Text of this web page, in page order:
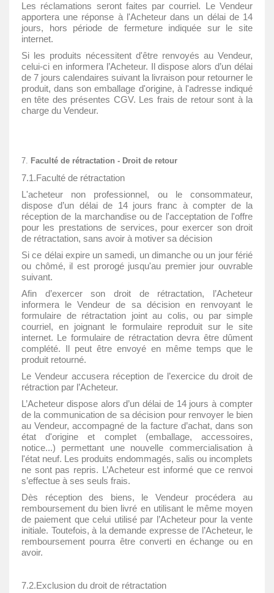
Les réclamations seront faites par courriel. Le Vendeur
apportera une réponse à l'Acheteur dans un délai de 14
jours, hors période de fermeture indiquée sur le site
internet.
Si les produits nécessitent d'être renvoyés au Vendeur,
celui-ci en informera l’Acheteur. Il dispose alors d’un délai
de 7 jours calendaires suivant la livraison pour retourner le
produit, dans son emballage d'origine, à l'adresse indiqué
en tête des présentes CGV. Les frais de retour sont à la
charge du Vendeur.
Faculté de rétractation - Droit de retour
7.1.Faculté de rétractation
L'acheteur non professionnel, ou le consommateur,
dispose d’un délai de 14 jours franc à compter de la
réception de la marchandise ou de l'acceptation de l'offre
pour les prestations de services, pour exercer son droit
de rétractation, sans avoir à motiver sa décision
Si ce délai expire un samedi, un dimanche ou un jour férié
ou chômé, il est prorogé jusqu'au premier jour ouvrable
suivant.
Afin d’exercer son droit de rétractation, l’Acheteur
informera le Vendeur de sa décision en renvoyant le
formulaire de rétractation joint au colis, ou par simple
courriel, en joignant le formulaire reproduit sur le site
internet. Le formulaire de rétractation devra être dûment
complété. Il peut être envoyé en même temps que le
produit retourné.
Le Vendeur accusera réception de l’exercice du droit de
rétraction par l’Acheteur.
L’Acheteur dispose alors d’un délai de 14 jours à compter
de la communication de sa décision pour renvoyer le bien
au Vendeur, accompagné de la facture d’achat, dans son
état d'origine et complet (emballage, accessoires,
notice...) permettant une nouvelle commercialisation à
l'état neuf. Les produits endommagés, salis ou incomplets
ne sont pas repris. L’Acheteur est informé que ce renvoi
s’effectue à ses seuls frais.
Dès réception des biens, le Vendeur procédera au
remboursement du bien livré en utilisant le même moyen
de paiement que celui utilisé par l’Acheteur pour la vente
initiale. Toutefois, à la demande expresse de l’Acheteur, le
remboursement pourra être converti en échange ou en
avoir.
7.2.Exclusion du droit de rétractation